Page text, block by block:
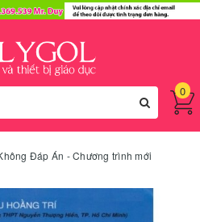
0
Đáp Án - Chương trình mới